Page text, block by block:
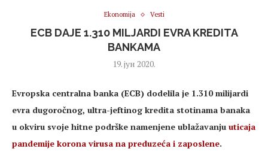
Ekonomija Vesti
ECB DAJE 1.310 MILJARDI EVRA KREDITA
BANKAMA
19. јун 2020.
Evropska centralna banka (ECB) dodelila je 1.310 milijardi
evra dugoročnog, ultra-jeftinog kredita stotinama banaka
u okviru svoje hitne podrške namenjene ublažavanju uticaja
pandemije korona virusa na preduzeća i zaposlene.